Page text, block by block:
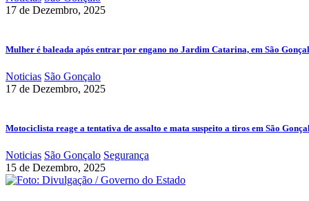
17 de Dezembro, 2025
Mulher é baleada após entrar por engano no Jardim Catarina, em São
Noticias São Gonçalo
17 de Dezembro, 2025
Motociclista reage a tentativa de assalto e mata suspeito a tiros em São
Noticias São Gonçalo Segurança
15 de Dezembro, 2025